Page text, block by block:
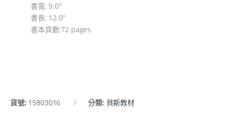
書寬: 9.0″
書長: 12.0″
書本頁數:72 pages
貨號: 15803016 分類: 貝斯教材